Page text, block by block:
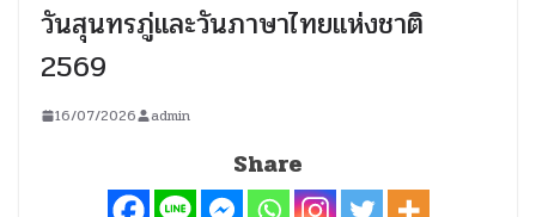
วันสุนทรภู่และวันภาษาไทยแห่งชาติ
2569
16/07/2026 admin
Share